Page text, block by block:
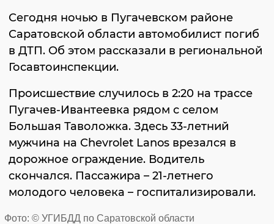
Сегодня ночью в Пугачевском районе
Саратовской области автомобилист погиб
в ДТП. Об этом рассказали в региональной
Госавтоинспекции.
Происшествие случилось в 2:20 на трассе
Пугачев-Ивантеевка рядом с селом
Большая Таволожка. Здесь 33-летний
мужчина на Chevrolet Lanos врезался в
дорожное ограждение. Водитель
скончался. Пассажира – 21-летнего
молодого человека – госпитализировали.
Фото: © УГИБДД по Саратовской области